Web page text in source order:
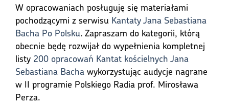
W opracowaniach posługuję się materiałami
pochodzącymi z serwisu Kantaty Jana Sebastiana
Bacha Po Polsku. Zapraszam do kategorii, którą
obecnie będę rozwijał do wypełnienia kompletnej
listy 200 opracowań Kantat kościelnych Jana
Sebastiana Bacha wykorzystując audycje nagrane
w II programie Polskiego Radia prof. Mirosława
Perza.